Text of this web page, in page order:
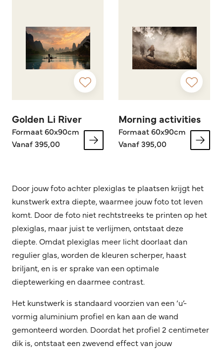
Golden Li River
Formaat 60x90cm
Vanaf 395,00
Morning activities
Formaat 60x90cm
Vanaf 395,00
Door jouw foto achter plexiglas te plaatsen krijgt het
kunstwerk extra diepte, waarmee jouw foto tot leven
komt. Door de foto niet rechtstreeks te printen op het
plexiglas, maar juist te verlijmen, ontstaat deze
diepte. Omdat plexiglas meer licht doorlaat dan
regulier glas, worden de kleuren scherper, haast
briljant, en is er sprake van een optimale
dieptewerking en daarmee contrast.
Het kunstwerk is standaard voorzien van een ‘u’-
vormig aluminium profiel en kan aan de wand
gemonteerd worden. Doordat het profiel 2 centimeter
dik is, ontstaat een zwevend effect van jouw